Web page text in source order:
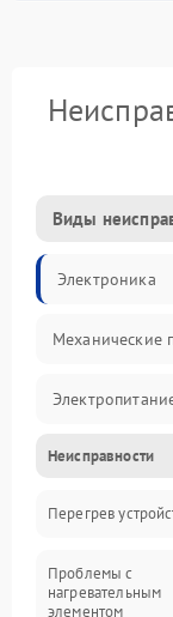
Виды
Электроника
Механические
Герметичность
Механика
Неисправности
Перегрев
Проблемы с
нагревательным
элементом